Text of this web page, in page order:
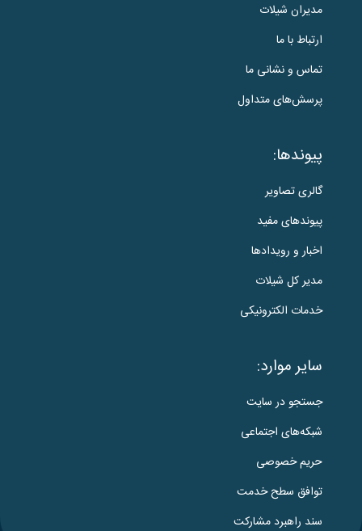
مدیران شیلات
ارتباط با ما
تماس و نشانی ما
پرسش‌های متداول
پیوندها:
گالری تصاویر
پیوندهای مفید
اخبار و رویدادها
مدیر کل شیلات
خدمات الکترونیکی
سایر موارد:
جستجو در سایت
شبکه‌های اجتماعی
حریم خصوصی
توافق سطح خدمت
سند راهبرد مشارکت